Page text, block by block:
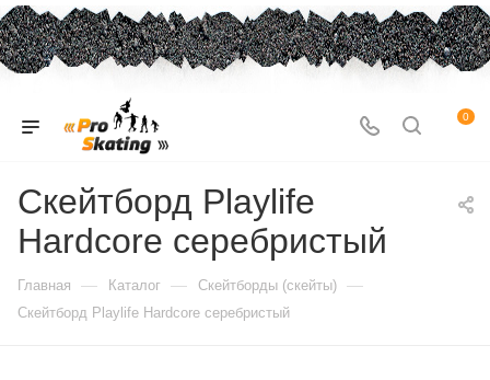
0
Скейтборд Playlife
Hardcore серебристый
Главная — Каталог — Скейтборды (скейты) —
Скейтборд Playlife Hardcore серебристый